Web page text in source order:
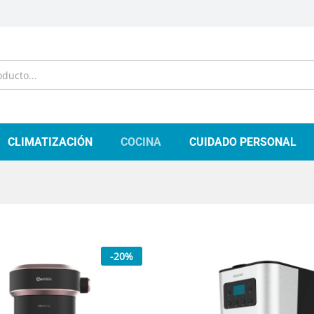
CLIMATIZACIÓN COCINA CUIDADO PERSONAL
-20%